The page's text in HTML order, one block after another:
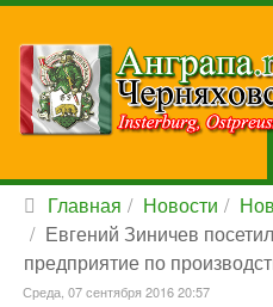
Главная Новости
Евгений Зиничев
предприятие по
Среда, 07 сентября 2016 20:57